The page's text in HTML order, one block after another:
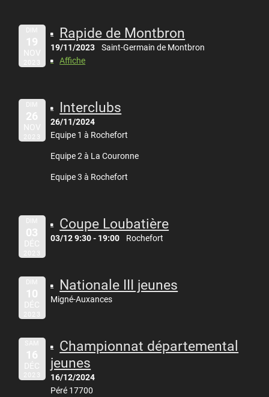
DIM
19
NOV
2023
Rapide de Montbron
19/11/2023
Saint-Germain de Montbron
Affiche
DIM
26
NOV
2023
Interclubs
26/11/2024
Equipe 1 à Rochefort
Equipe 2 à La Couronne
Equipe 3 à Rochefort
DIM
03
DÉC
2023
Coupe Loubatière
03/12 9:30 - 19:00 Rochefort
DIM
10
DÉC
2023
Nationale III jeunes
Migné-Auxances
SAM
16
DÉC
2023
Championnat départemental
jeunes
16/12/2024
Péré 17700